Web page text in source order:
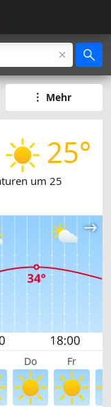
Mehr
25°
um 25
Do Fr